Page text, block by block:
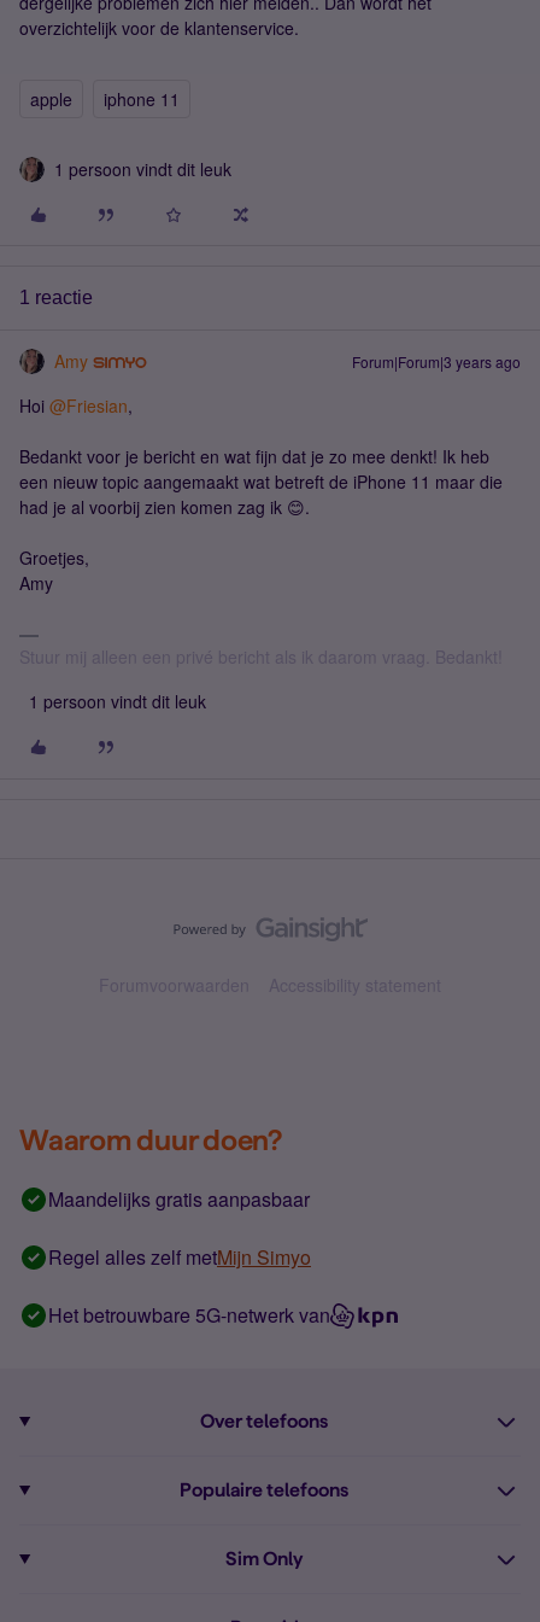
overzichtelijk voor de klantenservice.
apple iphone 11
1 persoon vindt dit leuk
1 reactie
Amy Forum|Forum|3 years ago
Hoi @Friesian,
Bedankt voor je bericht en wat fijn dat je zo mee denkt! Ik heb
een nieuw topic aangemaakt wat betreft de iPhone 11 maar die
had je al voorbij zien komen zag ik 😊.
Groetjes,
Amy
Stuur mij alleen een privé bericht als ik daarom vraag. Bedankt!
1 persoon vindt dit leuk
Forumvoorwaarden Accessibility statement
Waarom duur doen?
Maandelijks gratis aanpasbaar
Regel alles zelf metMijn Simyo
Het betrouwbare 5G-netwerk van
Over telefoons
Alle telefoons
Populaire telefoons
Sim Only